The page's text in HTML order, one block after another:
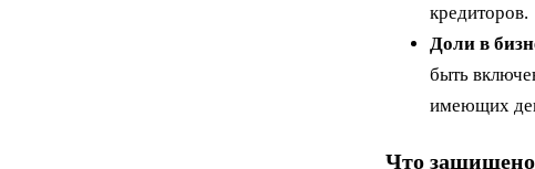
кредиторов.
Доли в
быть
имеющих
Что